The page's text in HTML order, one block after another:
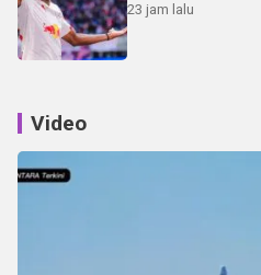
23 jam lalu
Video